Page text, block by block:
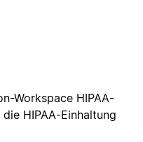
Workspace HIPAA-
HIPAA-Einhaltung